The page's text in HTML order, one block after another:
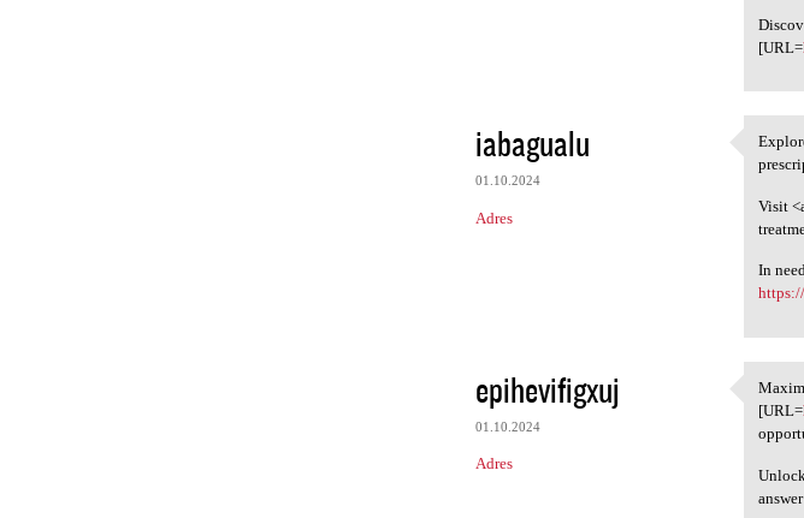
[URL=
iabagualu
01.10.2024
Adres
Visit
In
epihevifigxuj
01.10.2024
Adres
[URL=